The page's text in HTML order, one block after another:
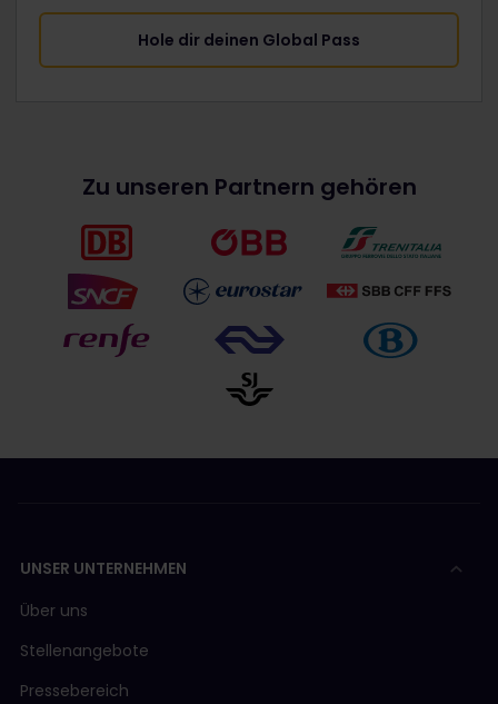
Hole dir deinen Global Pass
Zu unseren Partnern gehören
UNSER UNTERNEHMEN
Über uns
Stellenangebote
Pressebereich